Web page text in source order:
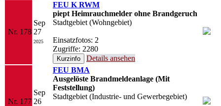
Nr. 178
Sep
27
2025
FEU K RWM
piept Heimrauchmelder ohne Brandgeruch
Stadtgebiet (Wohngebiet)
Einsatzfotos: 2
Zugriffe: 2280
Details ansehen
Nr. 177
Sep
26
FEU BMA
Ausgelöste Brandmeldeanlage (Mit
Feststellung)
Stadtgebiet (Industrie- und Gewerbegebiet)